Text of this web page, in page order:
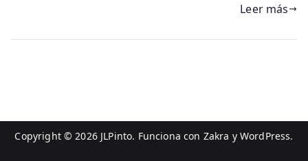
Leer más
Copyright © 2026 JLPinto. Funciona con Zakra y WordPress.